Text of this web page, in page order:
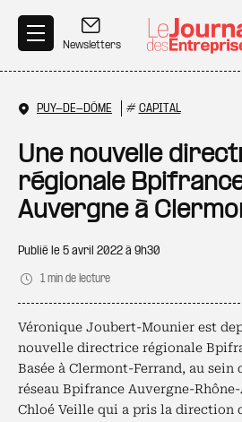
Newsletters
PUY-DE-DÔME # CAPITAL
Une nouvelle
régionale
Auvergne à
Publié le 5 avril 2022 à 9h30
1 min de lecture
Véronique Joubert-Mounier est
nouvelle directrice régionale
Basée à Clermont-Ferrand, au
réseau Bpifrance Auvergne-
Chloé Veille qui a pris la direction